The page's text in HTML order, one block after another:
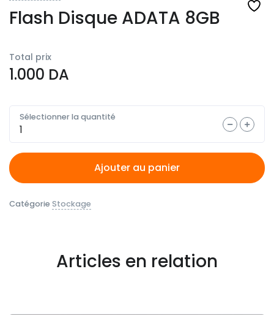
Flash Disque ADATA 8GB
Total prix
1.000 DA
Sélectionner la quantité
Quantité
Ajouter au panier
Catégorie Stockage
Articles en relation